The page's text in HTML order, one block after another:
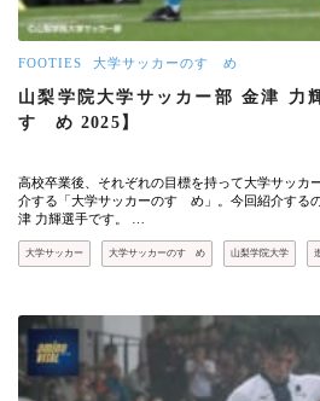
FOOTIES 大学サッカーのすゝめ
山梨学院大学サッカー部 金津 力
すゝめ 2025】
高校卒業後、それぞれの目標を持って大学サッカ
介する「大学サッカーのすゝめ」。今回紹介する
津 力輝選手です。 …
大学サッカー 大学サッカーのすゝめ 山梨学院大学